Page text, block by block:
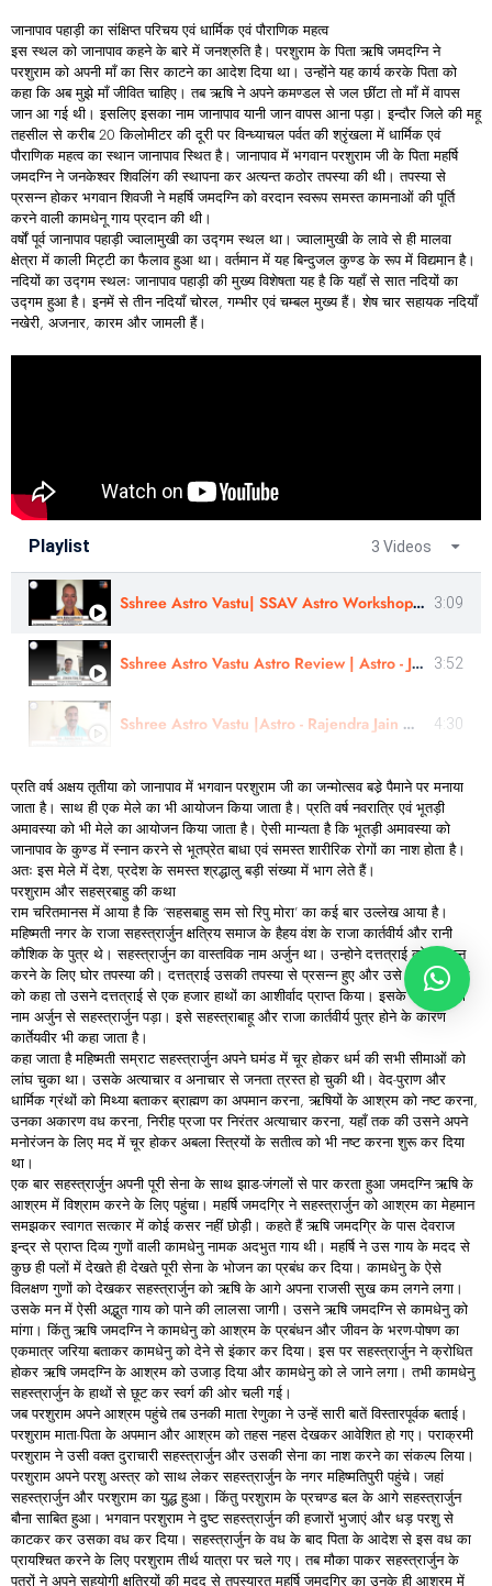
जानापाव पहाड़ी का संक्षिप्त परिचय एवं धार्मिक एवं पौराणिक महत्व
इस स्थल को जानापाव कहने के बारे में जनश्रुति है। परशुराम के पिता ऋषि जमदग्नि ने
परशुराम को अपनी माँ का सिर काटने का आदेश दिया था। उन्होंने यह कार्य करके पिता को
कहा कि अब मुझे माँ जीवित चाहिए। तब ऋषि ने अपने कमण्डल से जल छींटा तो माँ में वापस
जान आ गई थी। इसलिए इसका नाम जानापाव यानी जान वापस आना पड़ा। इन्दौर जिले की महू
तहसील से करीब 20 किलोमीटर की दूरी पर विन्ध्याचल पर्वत की श्रृंखला में धार्मिक एवं
पौराणिक महत्व का स्थान जानापाव स्थित है। जानापाव में भगवान परशुराम जी के पिता महर्षि
जमदग्नि ने जनकेश्वर शिवलिंग की स्थापना कर अत्यन्त कठोर तपस्या की थी। तपस्या से
प्रसन्न होकर भगवान शिवजी ने महर्षि जमदग्नि को वरदान स्वरूप समस्त कामनाओं की पूर्ति
करने वाली कामधेनू गाय प्रदान की थी।
वर्षों पूर्व जानापाव पहाड़ी ज्वालामुखी का उद्गम स्थल था। ज्वालामुखी के लावे से ही मालवा
क्षेत्रा में काली मिट्टी का फैलाव हुआ था। वर्तमान में यह बिन्दुजल कुण्ड के रूप में विद्यमान है।
नदियों का उद्गम स्थलः जानापाव पहाड़ी की मुख्य विशेषता यह है कि यहाँ से सात नदियों का
उद्गम हुआ है। इनमें से तीन नदियाँ चोरल, गम्भीर एवं चम्बल मुख्य हैं। शेष चार सहायक नदियाँ
नखेरी, अजनार, कारम और जामली हैं।
Playlist 3 Videos
Sshree Astro Vastu| SSAV Astro Workshop & Panchang Rahasyam Course Review | Astro- Kishor Konkane Ji 3:09
Sshree Astro Vastu Astro Review | Astro - Jitendra Vijay Singh Ji In Hindi 3:52
Sshree Astro Vastu |Astro - Rajendra Jain Guru Ji | Politician Consultation - Review | 4:30
प्रति वर्ष अक्षय तृतीया को जानापाव में भगवान परशुराम जी का जन्मोत्सव बडे़ पैमाने पर मनाया
जाता है। साथ ही एक मेले का भी आयोजन किया जाता है। प्रति वर्ष नवरात्रि एवं भूतड़ी
अमावस्या को भी मेले का आयोजन किया जाता है। ऐसी मान्यता है कि भूतड़ी अमावस्या को
जानापाव के कुण्ड में स्नान करने से भूतप्रेत बाधा एवं समस्त शारीरिक रोगों का नाश होता है।
अतः इस मेले में देश, प्रदेश के समस्त श्रद्धालु बड़ी संख्या में भाग लेते हैं।
परशुराम और सहस्रबाहु की कथा
राम चरितमानस में आया है कि ‘सहसबाहु सम सो रिपु मोरा’ का कई बार उल्लेख आया है।
महिष्मती नगर के राजा सहस्त्रार्जुन क्षत्रिय समाज के हैहय वंश के राजा कार्तवीर्य और रानी
कौशिक के पुत्र थे। सहस्त्रार्जुन का वास्तविक नाम अर्जुन था। उन्होने दत्तत्राई को प्रसन्न
करने के लिए घोर तपस्या की। दत्तत्राई उसकी तपस्या से प्रसन्न हुए और उसे वरदान मांगने
को कहा तो उसने दत्तत्राई से एक हजार हाथों का आशीर्वाद प्राप्त किया। इसके बाद उसका
नाम अर्जुन से सहस्त्रार्जुन पड़ा। इसे सहस्त्राबाहू और राजा कार्तवीर्य पुत्र होने के कारण
कार्तेयवीर भी कहा जाता है।
कहा जाता है महिष्मती सम्राट सहस्त्रार्जुन अपने घमंड में चूर होकर धर्म की सभी सीमाओं को
लांघ चुका था। उसके अत्याचार व अनाचार से जनता त्रस्त हो चुकी थी। वेद-पुराण और
धार्मिक ग्रंथों को मिथ्या बताकर ब्राह्मण का अपमान करना, ऋषियों के आश्रम को नष्ट करना,
उनका अकारण वध करना, निरीह प्रजा पर निरंतर अत्याचार करना, यहाँ तक की उसने अपने
मनोरंजन के लिए मद में चूर होकर अबला स्त्रियों के सतीत्व को भी नष्ट करना शुरू कर दिया
था।
एक बार सहस्त्रार्जुन अपनी पूरी सेना के साथ झाड-जंगलों से पार करता हुआ जमदग्नि ऋषि के
आश्रम में विश्राम करने के लिए पहुंचा। महर्षि जमदग्रि ने सहस्त्रार्जुन को आश्रम का मेहमान
समझकर स्वागत सत्कार में कोई कसर नहीं छोड़ी। कहते हैं ऋषि जमदग्रि के पास देवराज
इन्द्र से प्राप्त दिव्य गुणों वाली कामधेनु नामक अदभुत गाय थी। महर्षि ने उस गाय के मदद से
कुछ ही पलों में देखते ही देखते पूरी सेना के भोजन का प्रबंध कर दिया। कामधेनु के ऐसे
विलक्षण गुणों को देखकर सहस्त्रार्जुन को ऋषि के आगे अपना राजसी सुख कम लगने लगा।
उसके मन में ऐसी अद्भुत गाय को पाने की लालसा जागी। उसने ऋषि जमदग्नि से कामधेनु को
मांगा। किंतु ऋषि जमदग्नि ने कामधेनु को आश्रम के प्रबंधन और जीवन के भरण-पोषण का
एकमात्र जरिया बताकर कामधेनु को देने से इंकार कर दिया। इस पर सहस्त्रार्जुन ने क्रोधित
होकर ऋषि जमदग्नि के आश्रम को उजाड़ दिया और कामधेनु को ले जाने लगा। तभी कामधेनु
सहस्त्रार्जुन के हाथों से छूट कर स्वर्ग की ओर चली गई।
जब परशुराम अपने आश्रम पहुंचे तब उनकी माता रेणुका ने उन्हें सारी बातें विस्तारपूर्वक बताई।
परशुराम माता-पिता के अपमान और आश्रम को तहस नहस देखकर आवेशित हो गए। पराक्रमी
परशुराम ने उसी वक्त दुराचारी सहस्त्रार्जुन और उसकी सेना का नाश करने का संकल्प लिया।
परशुराम अपने परशु अस्त्र को साथ लेकर सहस्त्रार्जुन के नगर महिष्मतिपुरी पहुंचे। जहां
सहस्त्रार्जुन और परशुराम का युद्ध हुआ। किंतु परशुराम के प्रचण्ड बल के आगे सहस्त्रार्जुन
बौना साबित हुआ। भगवान परशुराम ने दुष्ट सहस्त्रार्जुन की हजारों भुजाएं और धड़ परशु से
काटकर कर उसका वध कर दिया। सहस्त्रार्जुन के वध के बाद पिता के आदेश से इस वध का
प्रायश्चित करने के लिए परशुराम तीर्थ यात्रा पर चले गए। तब मौका पाकर सहस्त्रार्जुन के
पुत्रों ने अपने सहयोगी क्षत्रियों की मदद से तपस्यारत महर्षि जमदग्रि का उनके ही आश्रम में